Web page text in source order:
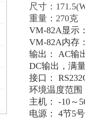
尺寸：
重量：270克
VM-82A显示
VM-82A内存
输出： AC输
DC输出，满
接口：
环境温度范
主机： -10～
电源： 4节5